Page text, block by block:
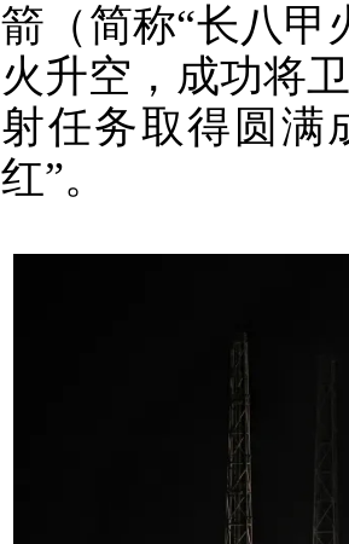
箭（简称“长八甲
火升空，成功将
射任务取得圆满
红”。